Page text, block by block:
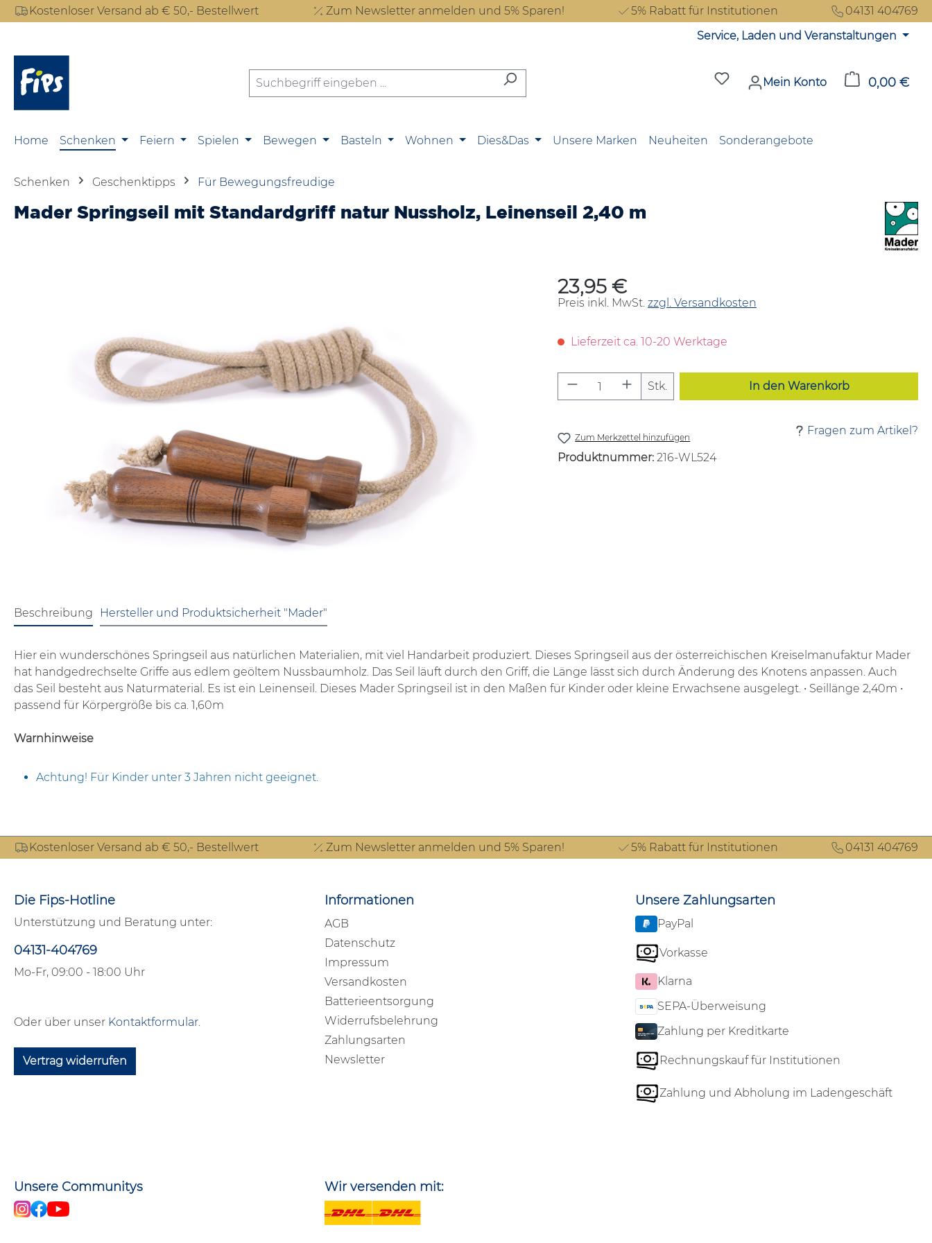
Hauptinhalt springen
Zur Suche springen
Zur Hauptnavigation springen
Kostenloser Versand ab € 50,- Bestellwert Zum Newsletter anmelden und 5% Sparen! 5% Rabatt für Institutionen
04131 404769
Service, Laden und Veranstaltungen
Du hast 0 Produkte auf dem
Mein Konto 0,00 €
Home Schenken Feiern Spielen Bewegen Basteln Wohnen Dies&Das Unsere Marken Neuheiten Sonderangebote
Schenken Geschenktipps Für Bewegungsfreudige
Mader Springseil mit Standardgriff natur Nussholz, Leinenseil 2,40 m
Regulärer Preis:
23,95 €
Preis inkl. MwSt. zzgl. Versandkosten
Lieferzeit ca. 10-20 Werktage
Produkt Anzahl: Gib den gewünschten Wert
Stk. In den Warenkorb
Zum Merkzettel hinzufügen
Fragen zum Artikel?
Produktnummer: 216-WL524
Beschreibung Hersteller und Produktsicherheit "Mader"
Hier ein wunderschönes Springseil aus natürlichen Materialien, mit viel Handarbeit produziert. Dieses Springseil aus der österreichischen Kreiselmanufaktur Mader
hat handgedrechselte Griffe aus edlem geöltem Nussbaumholz. Das Seil läuft durch den Griff, die Länge lässt sich durch Änderung des Knotens anpassen. Auch
das Seil besteht aus Naturmaterial. Es ist ein Leinenseil. Dieses Mader Springseil ist in den Maßen für Kinder oder kleine Erwachsene ausgelegt. • Seillänge 2,40m •
passend für Körpergröße bis ca. 1,60m
Warnhinweise
Achtung! Für Kinder unter 3 Jahren nicht geeignet.
Kostenloser Versand ab € 50,- Bestellwert Zum Newsletter anmelden und 5% Sparen! 5% Rabatt für Institutionen 04131 404769
Die Fips-Hotline
Unterstützung und Beratung unter:
04131-404769
Mo-Fr, 09:00 - 18:00 Uhr
Oder über unser Kontaktformular.
Vertrag widerrufen
Informationen
AGB
Datenschutz
Impressum
Versandkosten
Batterieentsorgung
Widerrufsbelehrung
Zahlungsarten
Newsletter
Unsere Zahlungsarten
PayPal
Vorkasse
Klarna
SEPA-Überweisung
Zahlung per Kreditkarte
Rechnungskauf für Institutionen
Zahlung und Abholung im Ladengeschäft
Unsere Communitys Wir versenden mit: